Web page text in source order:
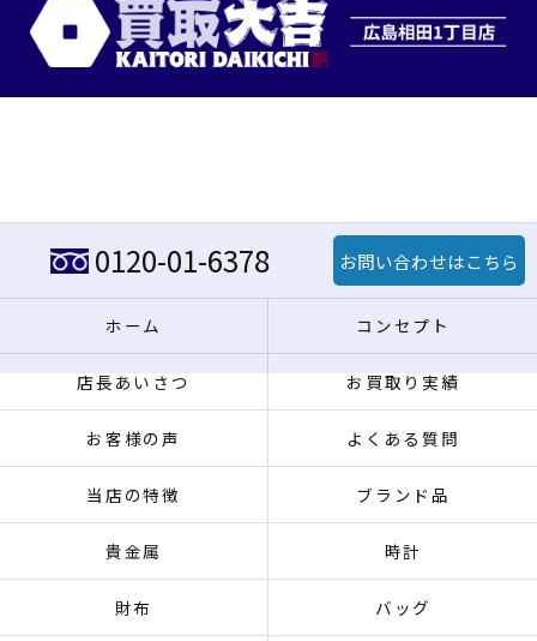
0120-01-6378 お問い合わせはこちら
ホーム コンセプト
店長あいさつ お買取り実績
お客様の声 よくある質問
当店の特徴 ブランド品
貴金属 時計
財布 バッグ